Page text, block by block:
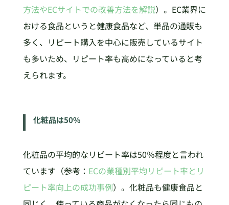
方法やECサイトでの改善方法を解説）。EC業界に
おける食品というと健康食品など、単品の通販も
多く、リピート購入を中心に販売しているサイト
も多いため、リピート率も高めになっていると考
えられます。
化粧品は50%
化粧品の平均的なリピート率は50％程度と言われ
ています（参考： ECの業種別平均リピート率とリ
ピート率向上の成功事例）。化粧品も健康食品と